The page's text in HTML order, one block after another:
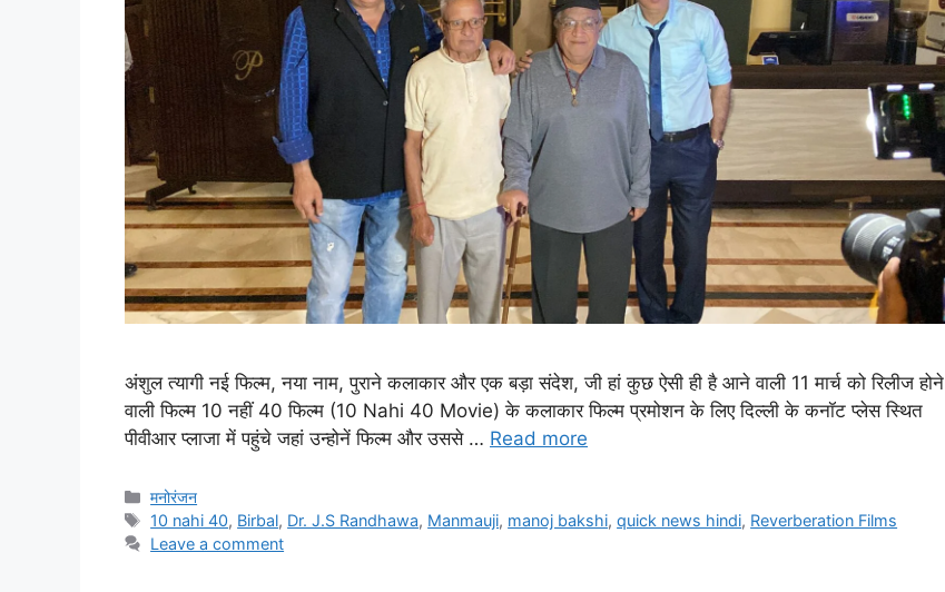
अंशुल त्यागी नई फिल्म, नया नाम, पुराने कलाकार और एक बड़ा संदेश, जी हां कुछ ऐसी ही है आने वाली 11 मार्च को रिलीज होने
वाली फिल्म 10 नहीं 40 फिल्म (10 Nahi 40 Movie) के कलाकार फिल्म प्रमोशन के लिए दिल्ली के कनॉट प्लेस स्थित
पीवीआर प्लाजा में पहुंचे जहां उन्होनें फिल्म और उससे … Read more
मनोरंजन
10 nahi 40, Birbal, Dr. J.S Randhawa, Manmauji, manoj bakshi,quick news hindi, Reverberation Films
Leave a comment